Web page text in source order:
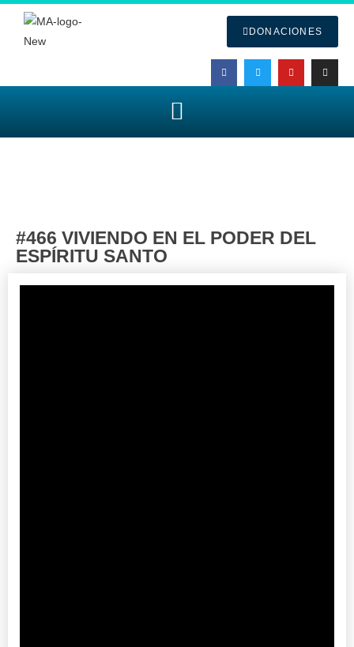
DONACIONES
#466 VIVIENDO EN EL PODER DEL
ESPÍRITU SANTO